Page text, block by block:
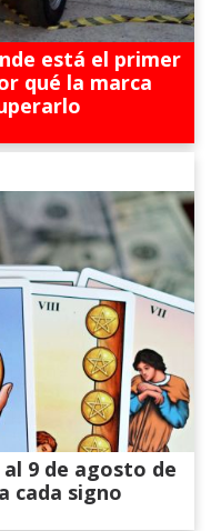
está el primer
qué la marca
9 de agosto de
cada signo